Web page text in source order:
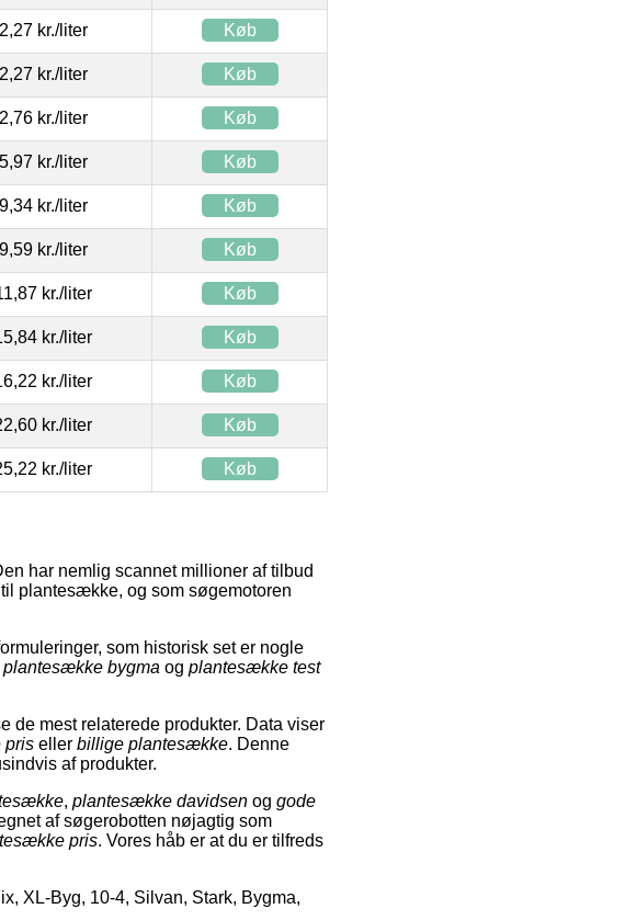
2,27 kr./liter Køb
2,27 kr./liter Køb
2,76 kr./liter Køb
5,97 kr./liter Køb
9,34 kr./liter Køb
9,59 kr./liter Køb
kr./liter Køb
kr./liter Køb
kr./liter Køb
kr./liter Køb
kr./liter Køb
har nemlig scannet millioner af tilbud
plantesække, og som søgemotoren
som historisk set er nogle
plantesække bygma og plantesække test
de mest relaterede produkter. Data viser
pris eller billige plantesække. Denne
af produkter.
, plantesække davidsen og gode
af søgerobotten nøjagtig som
pris. Vores håb er at du er tilfreds
XL-Byg, 10-4, Silvan, Stark, Bygma,